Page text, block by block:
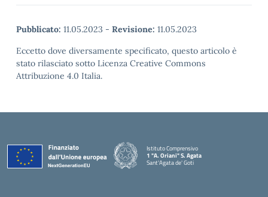
Pubblicato: 11.05.2023 - Revisione: 11.05.2023
Eccetto dove diversamente specificato, questo articolo è
stato rilasciato sotto Licenza Creative Commons
Attribuzione 4.0 Italia.
Istituto Comprensivo
1 "A. Oriani" S. Agata
Sant'Agata de' Goti
— Visita la pagina iniziale della scuola